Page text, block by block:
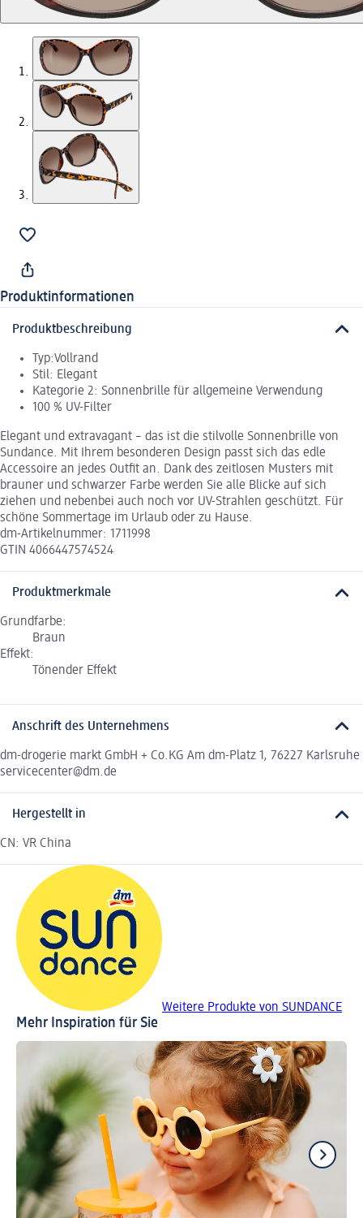
Produktinformationen
Produktbeschreibung
Typ:Vollrand
Stil: Elegant
Kategorie 2: Sonnenbrille für allgemeine Verwendung
100 % UV-Filter
Elegant und extravagant – das ist die stilvolle Sonnenbrille von
Sundance. Mit Ihrem besonderen Design passt sich das edle
Accessoire an jedes Outfit an. Dank des zeitlosen Musters mit
brauner und schwarzer Farbe werden Sie alle Blicke auf sich
ziehen und nebenbei auch noch vor UV-Strahlen geschützt. Für
schöne Sommertage im Urlaub oder zu Hause.
dm-Artikelnummer: 1711998
GTIN 4066447574524
Produktmerkmale
Grundfarbe:
Braun
Effekt:
Tönender Effekt
Anschrift des Unternehmens
dm-drogerie markt GmbH + Co.KG Am dm-Platz 1, 76227 Karlsruhe
servicecenter@dm.de
Hergestellt in
CN: VR China
Weitere Produkte von SUNDANCE
Mehr Inspiration für Sie